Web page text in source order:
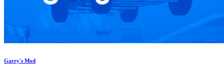
Garry's Mod